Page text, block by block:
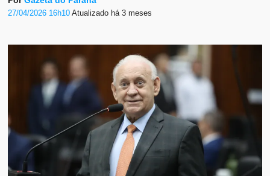
27/04/2026 16h10Atualizado há 3 meses